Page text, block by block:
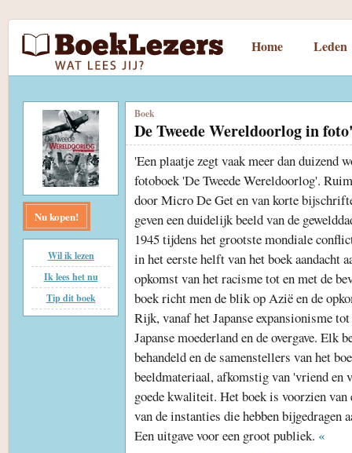
Home Leden
Nu kopen!
Wil ik lezen
Ik lees het nu
Tip dit boek
Boek
De Tweede Wereldoorlog in
'Een plaatje zegt vaak meer dan duizend
fotoboek 'De Tweede Wereldoorlog'.
door Micro De Get en van korte
geven een duidelijk beeld van de
1945 tijdens het grootste mondiale
in het eerste helft van het boek aandacht
opkomst van het racisme tot en met de
boek richt men de blik op Azië en de
Rijk, vanaf het Japanse expansionisme
Japanse moederland en de overgave.
behandeld en de samenstellers van het
beeldmateriaal, afkomstig van 'vriend en
goede kwaliteit. Het boek is voorzien van
van de instanties die hebben bijgedragen
Een uitgave voor een groot publiek. «